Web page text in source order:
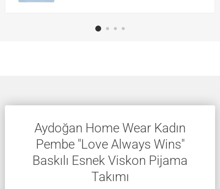
Aydoğan Home Wear Kadın
Pembe "Love Always Wins"
Baskılı Esnek Viskon Pijama
Takımı